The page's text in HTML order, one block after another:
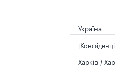
Україна
Харків /